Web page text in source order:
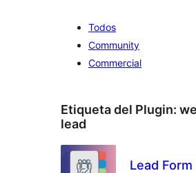
Todos
Community
Commercial
Etiqueta del Plugin:
lead
Lead Form